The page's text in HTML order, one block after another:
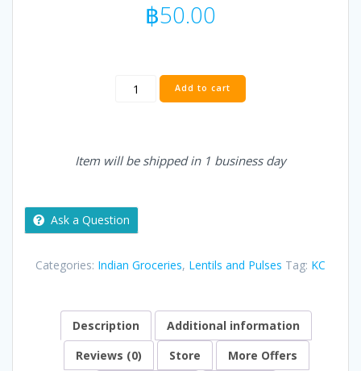
฿50.00
KC
KALA
-
Add to cart
Item will be shipped in 1 business day
Ask a Question
Categories: Indian Groceries, Lentils and Pulses Tag: KC
Description
Additional information
Reviews (0)
Store
More Offers